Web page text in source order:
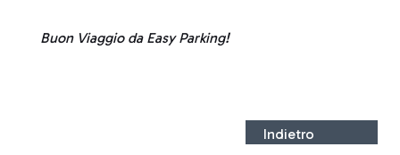
Buon Viaggio da Easy Parking!
Indietro